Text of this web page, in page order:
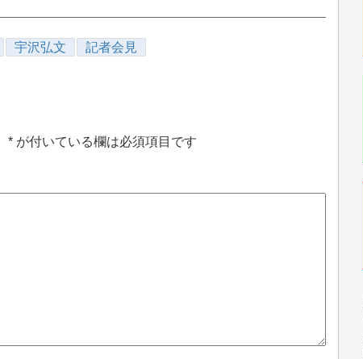
宇沢弘文 記者会見
* が付いている欄は必須項目です